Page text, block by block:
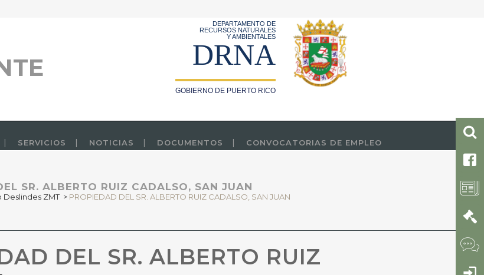
DEPARTAMENTO DE
RECURSOS NATURALES
Y AMBIENTALES
DRNA
GOBIERNO DE PUERTO RICO
SERVICIOS NOTICIAS DOCUMENTOS CONVOCATORIAS DE EMPLEO
SR. ALBERTO RUIZ CADALSO, SAN JUAN
Deslindes ZMT > PROPIEDAD DEL SR. ALBERTO RUIZ CADALSO, SAN JUAN
DEL SR. ALBERTO RUIZ